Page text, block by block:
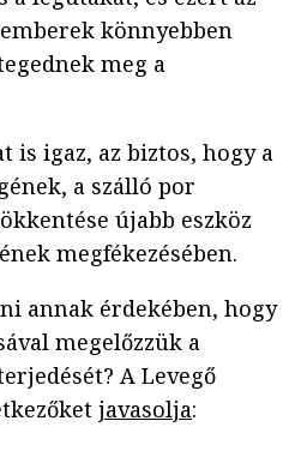
könnyebben
meg a
is igaz, az biztos, hogy a
a szálló por
újabb eszköz
megfékezésében.
annak érdekében, hogy
megelőzzük a
A Levegő
javasolja: